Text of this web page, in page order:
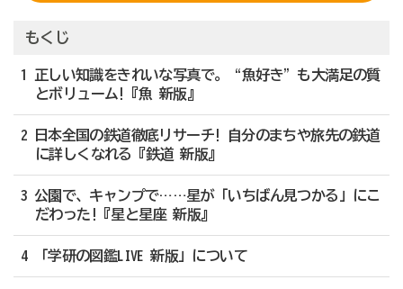
もくじ
1 正しい知識をきれいな写真で。“魚好き”も大満足の質
とボリューム!『魚 新版』
2 日本全国の鉄道徹底リサーチ! 自分のまちや旅先の鉄道
に詳しくなれる『鉄道 新版』
3 公園で、キャンプで……星が「いちばん見つかる」にこ
だわった!『星と星座 新版』
4 「学研の図鑑LIVE 新版」について